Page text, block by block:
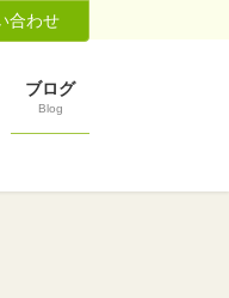
合わせ
ブログ
Blog